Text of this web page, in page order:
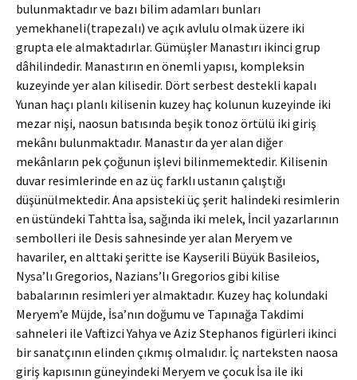
bulunmaktadır ve bazı bilim adamları bunları
yemekhaneli(trapezalı) ve açık avlulu olmak üzere iki
grupta ele almaktadırlar. Gümüşler Manastırı ikinci grup
dâhilindedir. Manastırın en önemli yapısı, kompleksin
kuzeyinde yer alan kilisedir. Dört serbest destekli kapalı
Yunan haçı planlı kilisenin kuzey haç kolunun kuzeyinde iki
mezar nişi, naosun batısında beşik tonoz örtülü iki giriş
mekânı bulunmaktadır. Manastır da yer alan diğer
mekânların pek çoğunun işlevi bilinmemektedir. Kilisenin
duvar resimlerinde en az üç farklı ustanın çalıştığı
düşünülmektedir. Ana apsisteki üç şerit halindeki resimlerin
en üstündeki Tahtta İsa, sağında iki melek, İncil yazarlarının
sembolleri ile Desis sahnesinde yer alan Meryem ve
havariler, en alttaki şeritte ise Kayserili Büyük Basileios,
Nysa’lı Gregorios, Nazians’lı Gregorios gibi kilise
babalarının resimleri yer almaktadır. Kuzey haç kolundaki
Meryem’e Müjde, İsa’nın doğumu ve Tapınağa Takdimi
sahneleri ile Vaftizci Yahya ve Aziz Stephanos figürleri ikinci
bir sanatçının elinden çıkmış olmalıdır. İç narteksten naosa
giriş kapısının güneyindeki Meryem ve çocuk İsa ile iki